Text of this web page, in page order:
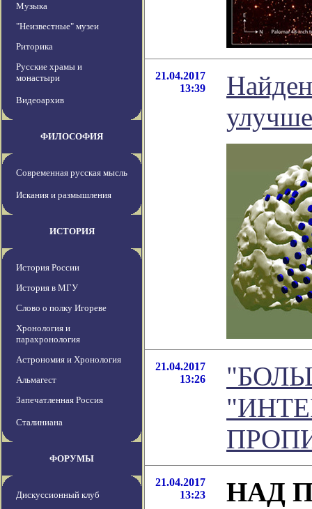
Музыка
"Неизвестные" музеи
Риторика
Русские храмы и
монастыри
Видеоархив
ФИЛОСОФИЯ
Современная русская мысль
Искания и размышления
ИСТОРИЯ
История России
История в МГУ
Слово о полку Игореве
Хронология и
парахронология
Астрономия и Хронология
Альмагест
Запечатленная Россия
Сталиниана
ФОРУМЫ
Дискуссионный клуб
21.04.2017
13:39
21.04.2017
13:26
21.04.2017
13:23
НАД